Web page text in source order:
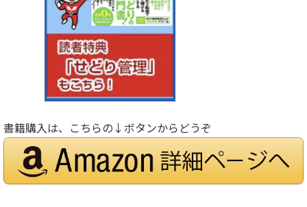
書籍購入は、こちらの↓ボタンからどうぞ